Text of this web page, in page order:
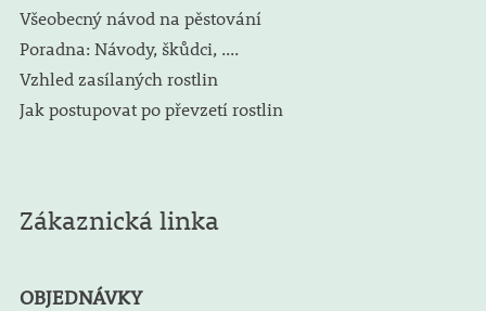
Všeobecný návod na pěstování
Poradna: Návody, škůdci, ....
Vzhled zasílaných rostlin
Jak postupovat po převzetí rostlin
Zákaznická linka
OBJEDNÁVKY